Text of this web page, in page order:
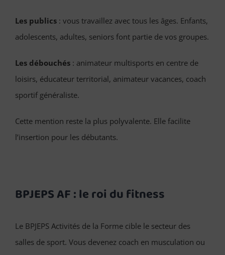
Les publics : vous travaillez avec tous les âges. Enfants,
adolescents, adultes, seniors font partie de vos groupes.
Les débouchés : animateur multisports en centre de
loisirs, éducateur territorial, animateur vacances, coach
sportif généraliste.
Cette mention reste la plus polyvalente. Elle facilite
l’insertion pour les débutants.
BPJEPS AF : le roi du fitness
Le BPJEPS Activités de la Forme cible le secteur des
salles de sport. Vous devenez coach en musculation ou